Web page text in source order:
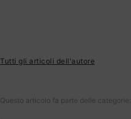
Tutti gli articoli dell'autore
Questo articolo fa parte delle categorie: